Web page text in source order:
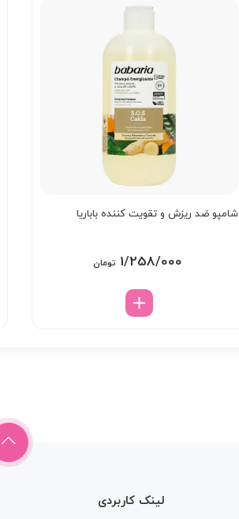
شامپو ضد ریزش و تقویت کننده باباریا
1/258/000 تومان
لینک کاربردی